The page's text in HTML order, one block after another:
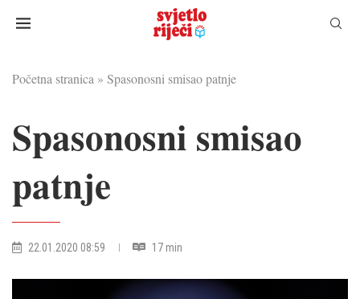
Početna stranica » Spasonosni smisao patnje
Spasonosni smisao
patnje
22.01.2020 08:59 17 min